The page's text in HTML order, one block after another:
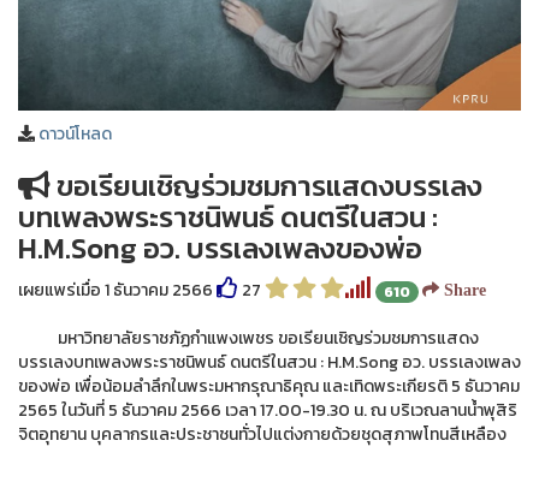
ดาวน์โหลด
ขอเรียนเชิญร่วมชมการแสดงบรรเลง
บทเพลงพระราชนิพนธ์ ดนตรีในสวน :
H.M.Song อว. บรรเลงเพลงของพ่อ
เผยแพร่เมื่อ 1 ธันวาคม 2566 27 610 Share
มหาวิทยาลัยราชภัฏกำแพงเพชร ขอเรียนเชิญร่วมชมการแสดง
บรรเลงบทเพลงพระราชนิพนธ์ ดนตรีในสวน : H.M.Song อว. บรรเลงเพลง
ของพ่อ เพื่อน้อมลำลึกในพระมหากรุณาธิคุณ และเทิดพระเกียรติ 5 ธันวาคม
2565 ในวันที่ 5 ธันวาคม 2566 เวลา 17.00-19.30 น. ณ บริเวณลานน้ำพุสิริ
จิตอุทยาน บุคลากรและประชาชนทั่วไปแต่งกายด้วยชุดสุภาพโทนสีเหลือง